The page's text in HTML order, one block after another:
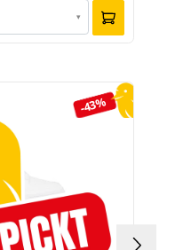
▾
-43%